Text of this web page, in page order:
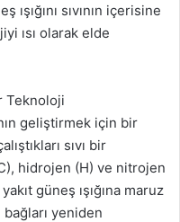
ışığını sıvının içerisine
ısı olarak elde
Teknoloji
geliştirmek için bir
sıvı bir
hidrojen (H) ve nitrojen
güneş ışığına maruz
bağları yeniden